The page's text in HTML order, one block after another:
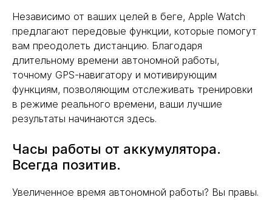
Независимо от ваших целей в беге, Apple Watch
предлагают передовые функции, которые помогут
вам преодолеть дистанцию. Благодаря
длительному времени автономной работы,
точному GPS-навигатору и мотивирующим
функциям, позволяющим отслеживать тренировки
в режиме реального времени, ваши лучшие
результаты начинаются здесь.
Часы работы от аккумулятора.
Всегда позитив.
Увеличенное время автономной работы? Вы правы.